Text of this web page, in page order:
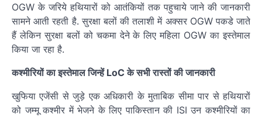
OGW के जरिये हथियारों को आतंकियों तक पहुचाये जाने की जानकारी
सामने आती रहती है. सुरक्षा बलों की तलाशी में अक्सर OGW पकडे जाते
हैं लेकिन सुरक्षा बलों को चकमा देने के लिए महिला OGW का इस्तेमाल
किया जा रहा है.
कश्मीरियों का इस्तेमाल जिन्हें LoC के सभी रास्तों की जानकारी
खुफिया एजेंसी से जुड़े एक अधिकारी के मुताबिक सीमा पार से हथियारों
को जम्मू कश्मीर में भेजने के लिए पाकिस्तान की ISI उन कश्मीरियों का